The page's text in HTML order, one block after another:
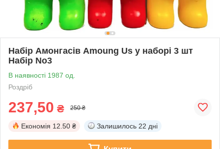
Набір Амонгасів Amoung Us у наборі 3 шт
Набір No3
В наявності 1987 од.
Роздріб
237,50 ₴ 250 ₴
Економія 12.50 ₴ Залишилось 22 дні